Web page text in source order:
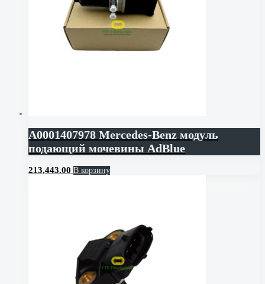
A0001407978 Mercedes-Benz модуль
подающий мочевины AdBlue
213,443.00 В корзину